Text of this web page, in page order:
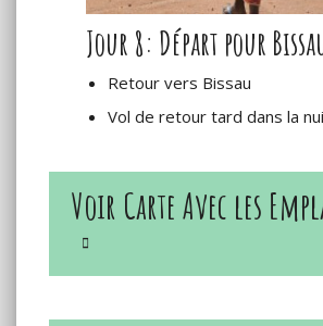
Jour 8: Départ pour
Retour vers Bissau
Vol de retour tard dans la
Voir Carte Avec les